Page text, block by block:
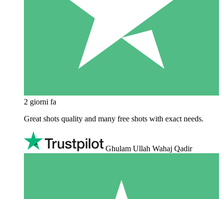
2 giorni fa
Great shots quality and many free shots with exact needs.
Ghulam Ullah Wahaj Qadir